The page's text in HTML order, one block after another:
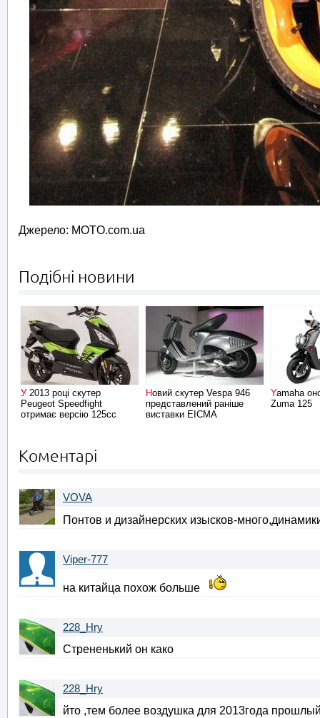
Джерело: MOTO.com.ua
Подібні новини
У 2013 році скутер
Peugeot Speedfight
отримає версію 125сс
Новий скутер Vespa 946
представлений раніше
виставки EICMA
Yamaha оновлює Скутер
Zuma 125
Коментарі
VOVA
Понтов и дизайнерских изысков-
Viper-777
на китайца похож больше
228_Hry
Стрененький он како
228_Hry
йто ,тем более воздушка для 2013года